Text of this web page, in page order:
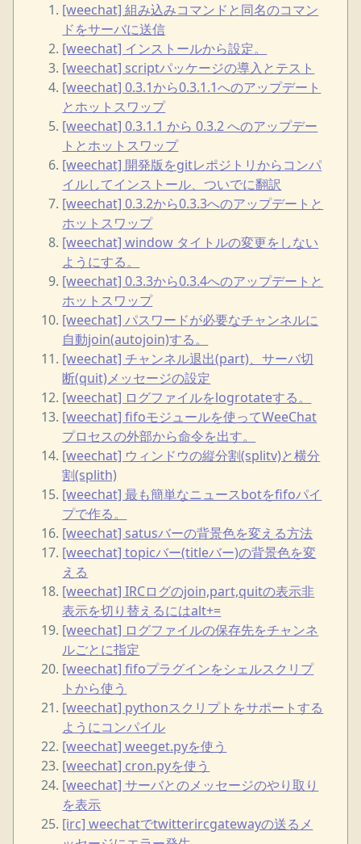
[weechat] 組み込みコマンドと同名のコマン
ドをサーバに送信
[weechat] インストールから設定。
[weechat] scriptパッケージの導入とテスト
[weechat] 0.3.1から0.3.1.1へのアップデート
とホットスワップ
[weechat] 0.3.1.1 から 0.3.2 へのアップデー
トとホットスワップ
[weechat] 開発版をgitレポジトリからコンパ
イルしてインストール、ついでに翻訳
[weechat] 0.3.2から0.3.3へのアップデートと
ホットスワップ
[weechat] window タイトルの変更をしない
ようにする。
[weechat] 0.3.3から0.3.4へのアップデートと
ホットスワップ
[weechat] パスワードが必要なチャンネルに
自動join(autojoin)する。
[weechat] チャンネル退出(part)、サーバ切
断(quit)メッセージの設定
[weechat] ログファイルをlogrotateする。
[weechat] fifoモジュールを使ってWeeChat
プロセスの外部から命令を出す。
[weechat] ウィンドウの縦分割(splitv)と横分
割(splith)
[weechat] 最も簡単なニュースbotをfifoパイ
プで作る。
[weechat] satusバーの背景色を変える方法
[weechat] topicバー(titleバー)の背景色を変
える
[weechat] IRCログのjoin,part,quitの表示非
表示を切り替えるにはalt+=
[weechat] ログファイルの保存先をチャンネ
ルごとに指定
[weechat] fifoプラグインをシェルスクリプ
トから使う
[weechat] pythonスクリプトをサポートする
ようにコンパイル
[weechat] weeget.pyを使う
[weechat] cron.pyを使う
[weechat] サーバとのメッセージのやり取り
を表示
[irc] weechatでtwitterircgatewayの送るメ